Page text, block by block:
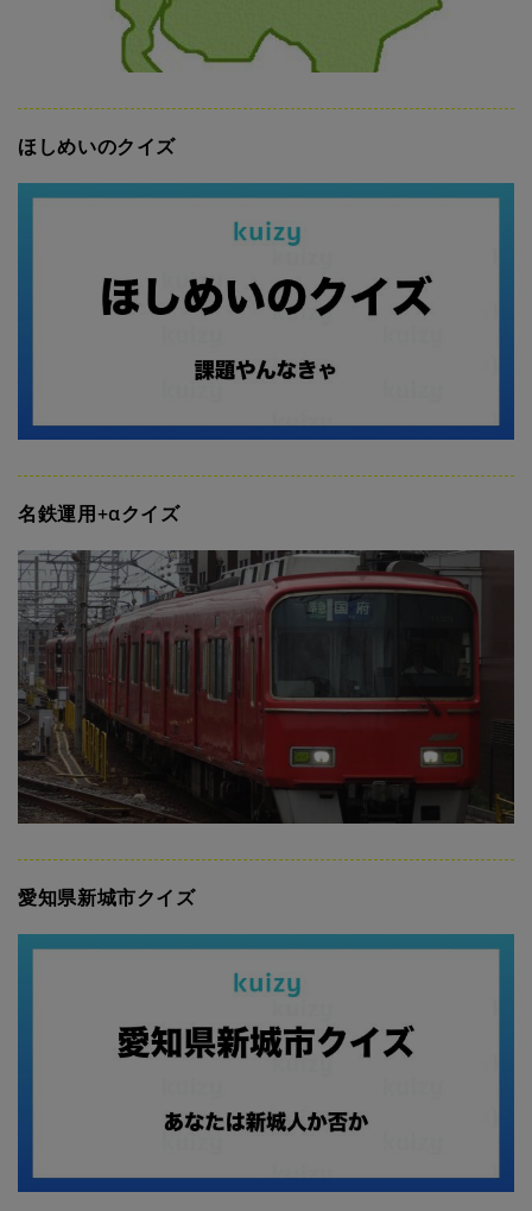
ほしめいのクイズ
名鉄運用+αクイズ
愛知県新城市クイズ